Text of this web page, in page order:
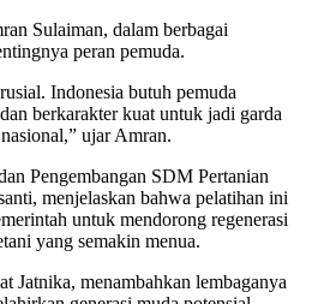
Sulaiman, dalam berbagai
peran pemuda.
Indonesia butuh pemuda
berkarakter kuat untuk jadi garda
ujar Amran.
Pengembangan SDM Pertanian
menjelaskan bahwa pelatihan ini
untuk mendorong regenerasi
yang semakin menua.
Jatnika, menambahkan lembaganya